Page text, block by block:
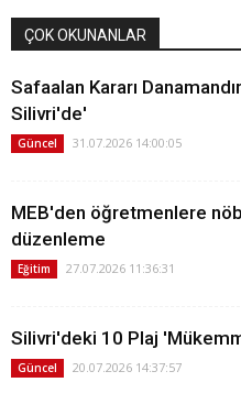
ÇOK OKUNANLAR
Safaalan Kararı
Silivri'de'
Güncel 31.07.2026 14:00:05
MEB'den öğretmenlere
düzenleme
Eğitim 27.07.2026 11:36:31
Silivri'deki 10 Plaj
Güncel 20.07.2026 14:37:57